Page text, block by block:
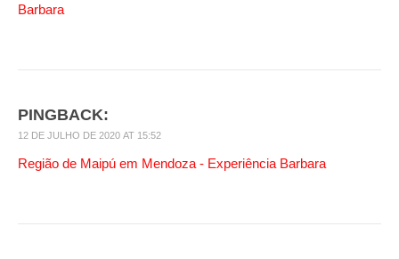
Barbara
PINGBACK:
12 DE JULHO DE 2020 AT 15:52
Região de Maipú em Mendoza - Experiência Barbara